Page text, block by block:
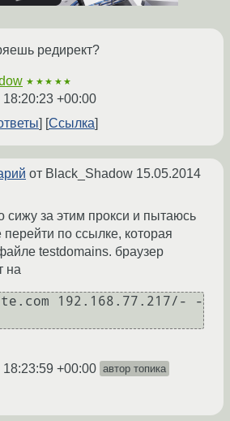
редирект?
★★★★★
+00:00
Ссылка
от Black_Shadow 15.05.2014
сижу за этим прокси и пытаюсь
перейти по ссылке, которая
testdomains. браузер
на
192.168.77.217/- -
+00:00 автор топика